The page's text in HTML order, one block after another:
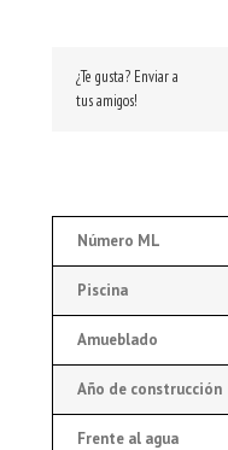
¿Te gusta? Enviar a
tus amigos!
Número ML
Piscina
Amueblado
Año de construcción
Frente al agua